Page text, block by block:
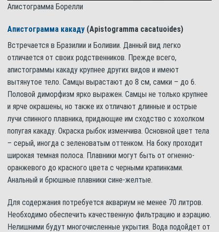
Апистограмма Борелли
Апистограмма какаду (Apistogramma cacatuoides)
Встречается в Бразилии и Боливии. Данный вид легко
отличается от своих родственников. Прежде всего,
апистограммы какаду крупнее других видов и имеют
вытянутое тело. Самцы вырастают до 8 см, самки – до 6.
Половой диморфизм ярко выражен. Самцы не только крупнее
и ярче окрашены, но также их отличают длинные и острые
лучи спинного плавника, придающие им сходство с хохолком
попугая какаду. Окраска рыбок изменчива. Основной цвет тела
– серый, иногда с зеленоватым оттенком. На боку проходит
широкая темная полоса. Плавники могут быть от огненно-
оранжевого до красного цвета с черными крапинками.
Анальный и брюшные плавники сине-желтые.
Для содержания потребуется аквариум не менее 70 литров.
Необходимо обеспечить качественную фильтрацию и аэрацию.
Нелишними будут многочисленные укрытия. Вода подойдет от